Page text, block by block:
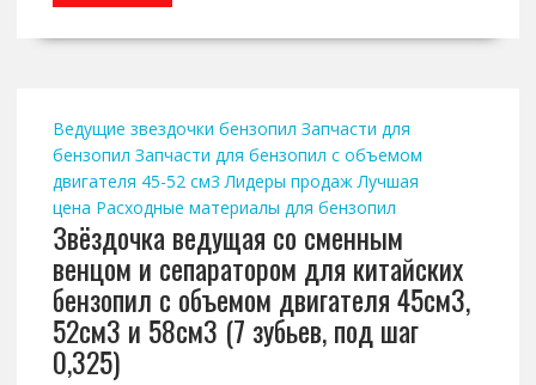
Ведущие звездочки бензопил Запчасти для
бензопил Запчасти для бензопил с объемом
двигателя 45-52 см3 Лидеры продаж Лучшая
цена Расходные материалы для бензопил
Звёздочка ведущая со сменным
венцом и сепаратором для китайских
бензопил с объемом двигателя 45см3,
52см3 и 58см3 (7 зубьев, под шаг
0,325)